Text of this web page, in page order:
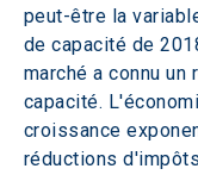
peut-être la
de capacité de
marché a connu
capacité.
croissance
réductions